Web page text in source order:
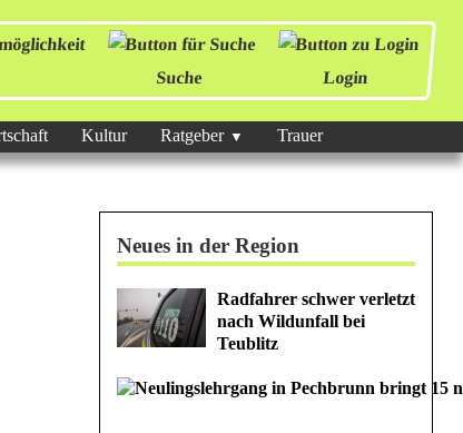
Suche Login
Kultur Ratgeber Trauer
Neues in der Region
Radfahrer schwer verletzt
nach Wildunfall bei
Teublitz